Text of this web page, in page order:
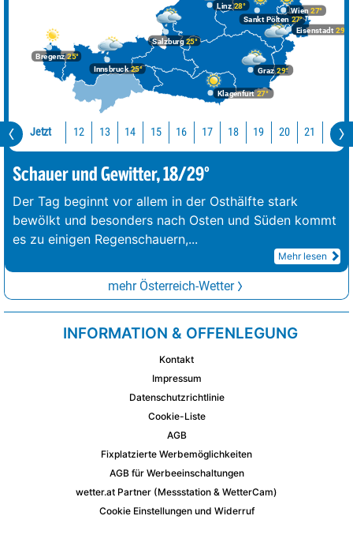
Bregenz25°
Graz29°
Innsbruck25°
Klagenfurt 27°
Linz28°
Salzburg25°
Wien 27°
Eisenstadt 29°
Sankt Pölten 27°
Jetzt 12 13 14 15 16 17 18 19 20 21 22
Schauer und Gewitter, 18/29°
Der Tag beginnt vor allem in der Osthälfte stark
bewölkt und besonders nach Osten und Süden kommt
es zu einigen Regenschauern,...
Mehr lesen
mehr Österreich-Wetter
INFORMATION & OFFENLEGUNG
Kontakt
Impressum
Datenschutzrichtlinie
Cookie-Liste
AGB
Fixplatzierte Werbemöglichkeiten
AGB für Werbeeinschaltungen
wetter.at Partner (Messstation & WetterCam)
Cookie Einstellungen und Widerruf